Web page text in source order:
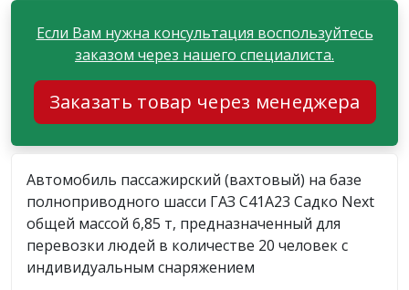
Если Вам нужна консультация воспользуйтесь
заказом через нашего специалиста.
Заказать товар через менеджера
Автомобиль пассажирский (вахтовый) на базе
полноприводного шасси ГАЗ С41А23 Садко Next
общей массой 6,85 т, предназначенный для
перевозки людей в количестве 20 человек с
индивидуальным снаряжением